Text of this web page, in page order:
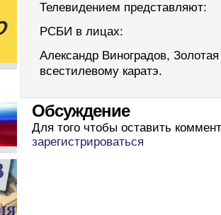
Телевидением представляют:
РСБИ в лицах:
Александр Виноградов,
всестилевому каратэ.
Обсуждение
Для того чтобы оставить
зарегистрироваться